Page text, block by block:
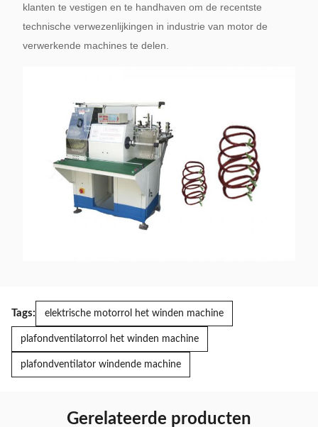
klanten te vestigen en te handhaven om de recentste
technische verwezenlijkingen in industrie van motor de
verwerkende machines te delen.
Tags: elektrische motorrol het winden machine
plafondventilatorrol het winden machine
plafondventilator windende machine
Gerelateerde producten